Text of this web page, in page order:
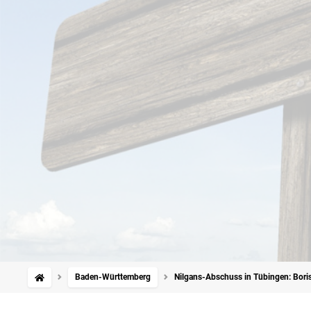
Baden-Württemberg Nilgans-Abschuss in Tübingen: